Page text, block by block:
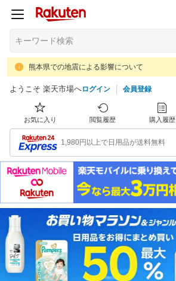
熊本県での地震による影響について
ようこそ 楽天市場へログイン 会員登録
お気に入り 閲覧履歴 購入履歴
1,980円以上で日用品が送料無料